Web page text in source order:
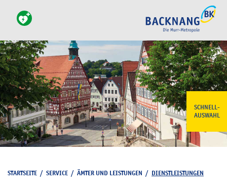
SCHNELL-
AUSWAHL
STARTSEITE / SERVICE / ÄMTER UND LEISTUNGEN / DIENSTLEISTUNGEN